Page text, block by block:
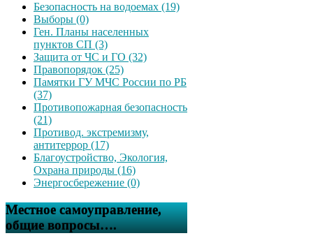
Безопасность на водоемах (19)
Выборы (0)
Ген. Планы населенных
пунктов СП (3)
Защита от ЧС и ГО (32)
Правопорядок (25)
Памятки ГУ МЧС России по РБ
(37)
Противопожарная безопасность
(21)
Противод. экстремизму,
антитеррор (17)
Благоустройство, Экология,
Охрана природы (16)
Энергосбережение (0)
Местное самоуправление,
общие вопросы….